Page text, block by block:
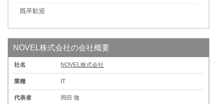
既卒歓迎
NOVEL株式会社の会社概要
社名 NOVEL株式会社
業種 IT
代表者 岡田 徹